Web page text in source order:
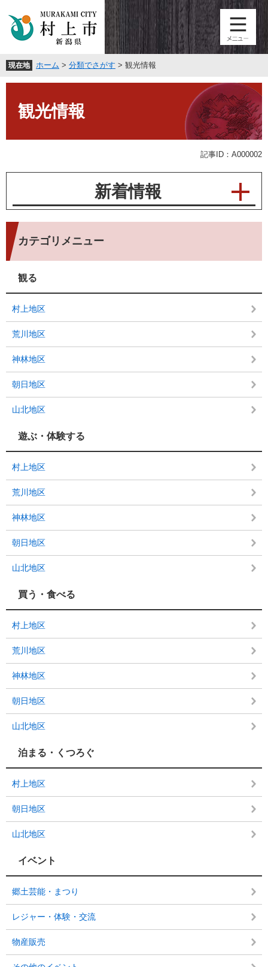
頭
で
飛
ば
現在地 ホーム > 分類でさがす > 観光情報
観光情報
記事ID：A000002
新着情報
カテゴリメニュー
観る
村上地区
荒川地区
神林地区
朝日地区
山北地区
遊ぶ・体験する
村上地区
荒川地区
神林地区
朝日地区
山北地区
買う・食べる
村上地区
荒川地区
神林地区
朝日地区
山北地区
泊まる・くつろぐ
村上地区
朝日地区
山北地区
イベント
郷土芸能・まつり
レジャー・体験・交流
物産販売